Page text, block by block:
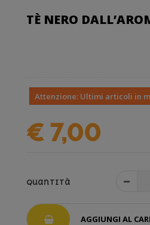
TÈ NERO
Attenzione: Ultimi articoli in
€ 7,00
Quantità
AGGIUNGI AL